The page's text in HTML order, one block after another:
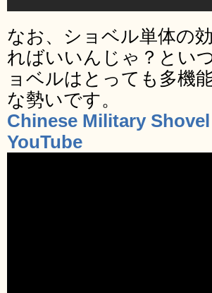
なお、ショベル単体の
ればいいんじゃ？とい
ョベルはとっても多機
な勢いです。
Chinese Military
YouTube